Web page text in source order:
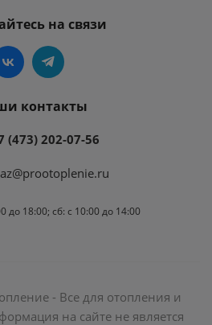
на связи
контакты
(473) 202-07-56
до 18:00; сб: с 10:00 до 14:00
- Все для отопления и
на сайте не является